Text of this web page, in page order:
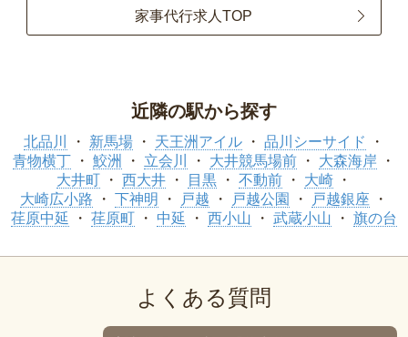
家事代行求人TOP
近隣の駅から探す
北品川 新馬場 天王洲アイル
品川シーサイド
青物横丁
鮫洲 立会川 大井競馬場前
大森海岸
大井町
西大井 目黒 不動前
大崎
大崎広小路
下神明 戸越 戸越公園
戸越銀座
荏原中延
荏原町 中延 西小山 武蔵小山 旗の台
よくある質問